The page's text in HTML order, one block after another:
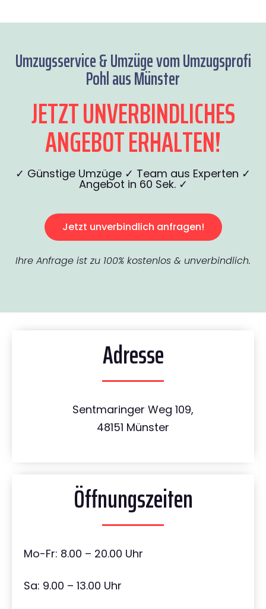
Umzugsservice & Umzüge vom Umzugsprofi
Pohl aus Münster
JETZT UNVERBINDLICHES
ANGEBOT ERHALTEN!
✓ Günstige Umzüge ✓ Team aus Experten ✓
Angebot in 60 Sek. ✓
Jetzt unverbindlich anfragen!
Ihre Anfrage ist zu 100% kostenlos & unverbindlich.
Adresse
Sentmaringer Weg 109,
48151 Münster
Öffnungszeiten
Mo-Fr: 8.00 – 20.00 Uhr
Sa: 9.00 – 13.00 Uhr